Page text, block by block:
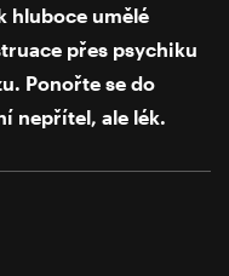
hluboce umělé
přes psychiku
Ponořte se do
nepřítel, ale lék.